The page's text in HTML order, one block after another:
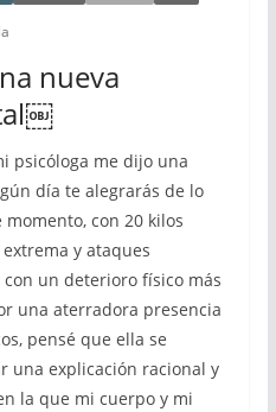
nueva
psicóloga me dijo una
día te alegrarás de lo
momento, con 20 kilos
y ataques
un deterioro físico más
una aterradora presencia
pensé que ella se
una explicación racional y
la que mi cuerpo y mi